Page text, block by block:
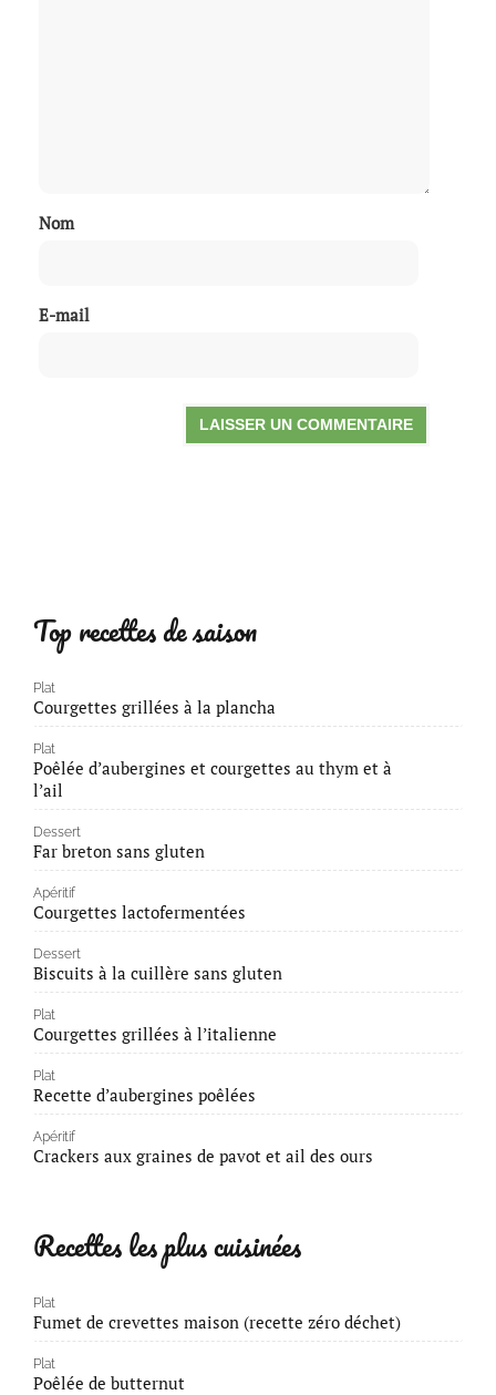
Nom
E-mail
Top recettes de saison
Plat
Courgettes grillées à la plancha
Plat
Poêlée d’aubergines et courgettes au thym et à
l’ail
Dessert
Far breton sans gluten
Apéritif
Courgettes lactofermentées
Dessert
Biscuits à la cuillère sans gluten
Plat
Courgettes grillées à l’italienne
Plat
Recette d’aubergines poêlées
Apéritif
Crackers aux graines de pavot et ail des ours
Recettes les plus cuisinées
Plat
Fumet de crevettes maison (recette zéro déchet)
Plat
Poêlée de butternut